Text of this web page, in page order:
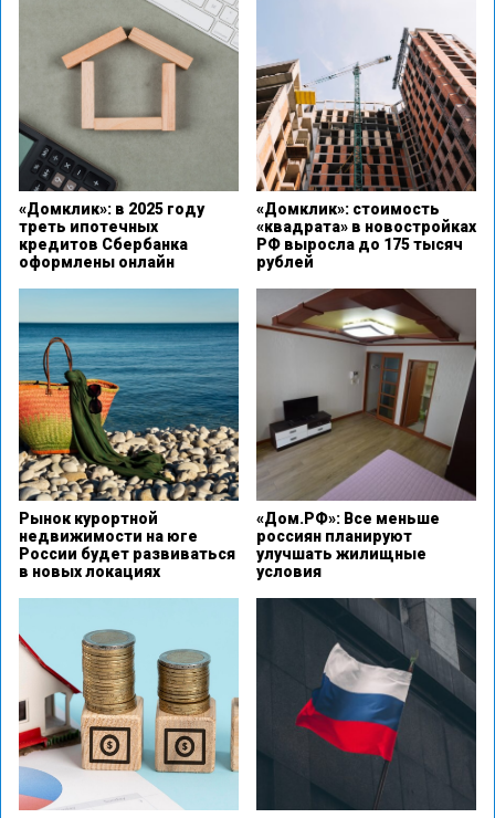
«Домклик»: в 2025 году
треть ипотечных
кредитов Сбербанка
оформлены онлайн
«Домклик»: стоимость
«квадрата» в новостройках
РФ выросла до 175 тысяч
рублей
Рынок курортной
недвижимости на юге
России будет развиваться
в новых локациях
«Дом.РФ»: Все меньше
россиян планируют
улучшать жилищные
условия